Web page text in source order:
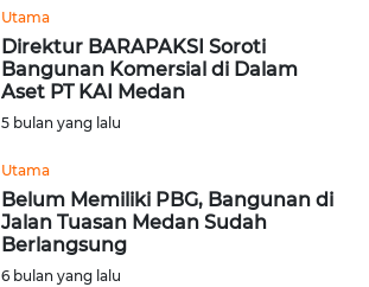
Utama
Direktur BARAPAKSI Soroti
Bangunan Komersial di Dalam
Aset PT KAI Medan
5 bulan yang lalu
Utama
Belum Memiliki PBG, Bangunan di
Jalan Tuasan Medan Sudah
Berlangsung
6 bulan yang lalu